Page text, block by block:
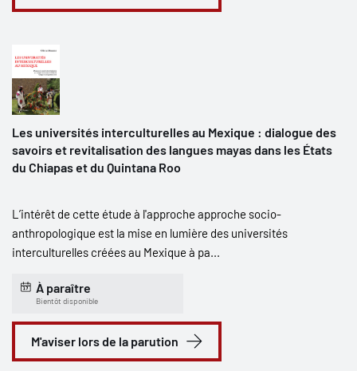
Les universités interculturelles au Mexique : dialogue des
savoirs et revitalisation des langues mayas dans les États
du Chiapas et du Quintana Roo
L’intérêt de cette étude à l'approche approche socio-
anthropologique est la mise en lumière des universités
interculturelles créées au Mexique à pa...
À paraître
Bientôt disponible
M'aviser lors de la parution